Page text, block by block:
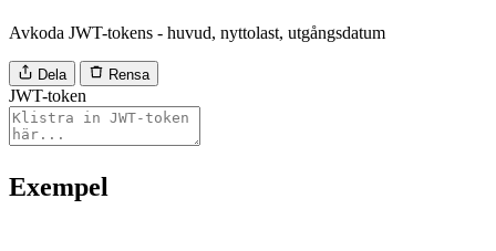
Avkoda JWT-tokens - huvud, nyttolast, utgångsdatum
Dela Rensa
JWT-token
Exempel